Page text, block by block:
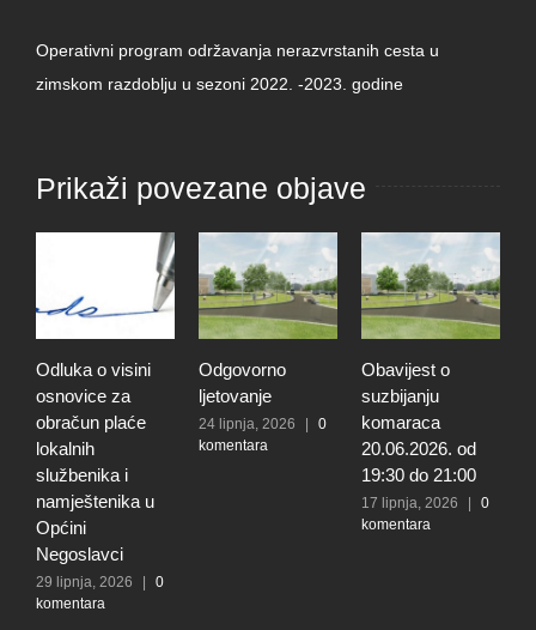
Operativni program održavanja nerazvrstanih cesta u
zimskom razdoblju u sezoni 2022. -2023. godine
Prikaži povezane objave
Odluka o visini
osnovice za
obračun plaće
lokalnih
službenika i
namještenika u
Općini
Negoslavci
29 lipnja, 2026
0
komentara
Odgovorno
ljetovanje
24 lipnja, 2026
0
komentara
Obavijest o
suzbijanju
komaraca
20.06.2026. od
19:30 do 21:00
17 lipnja, 2026
0
komentara